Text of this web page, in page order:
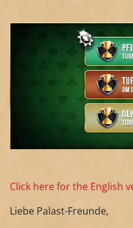
Click here for the English
Liebe Palast-Freunde,